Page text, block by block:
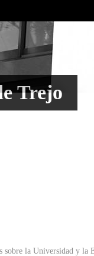
Trejo
sobre la Universidad y